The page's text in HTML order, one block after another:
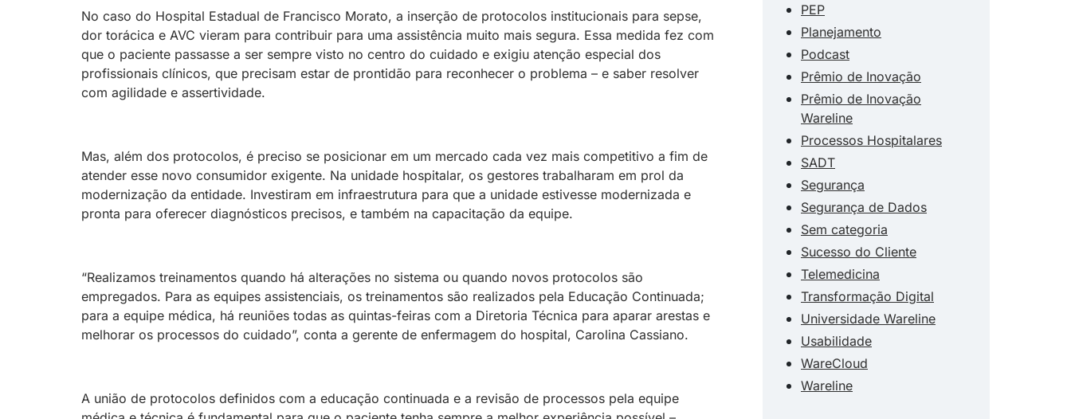
No caso do Hospital Estadual de Francisco Morato, a inserção de protocolos institucionais para sepse,
dor torácica e AVC vieram para contribuir para uma assistência muito mais segura. Essa medida fez com
que o paciente passasse a ser sempre visto no centro do cuidado e exigiu atenção especial dos
profissionais clínicos, que precisam estar de prontidão para reconhecer o problema – e saber resolver
com agilidade e assertividade.
Mas, além dos protocolos, é preciso se posicionar em um mercado cada vez mais competitivo a fim de
atender esse novo consumidor exigente. Na unidade hospitalar, os gestores trabalharam em prol da
modernização da entidade. Investiram em infraestrutura para que a unidade estivesse modernizada e
pronta para oferecer diagnósticos precisos, e também na capacitação da equipe.
“Realizamos treinamentos quando há alterações no sistema ou quando novos protocolos são
empregados. Para as equipes assistenciais, os treinamentos são realizados pela Educação Continuada;
para a equipe médica, há reuniões todas as quintas-feiras com a Diretoria Técnica para aparar arestas e
melhorar os processos do cuidado”, conta a gerente de enfermagem do hospital, Carolina Cassiano.
A união de protocolos definidos com a educação continuada e a revisão de processos pela equipe
PEP
Planejamento
Podcast
Prêmio de Inovação
Prêmio de Inovação
Wareline
Processos Hospitalares
SADT
Segurança
Segurança de Dados
Sem categoria
Sucesso do Cliente
Telemedicina
Transformação Digital
Universidade Wareline
Usabilidade
WareCloud
Wareline